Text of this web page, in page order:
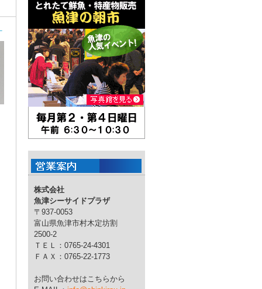
株式会社
魚津シーサイドプラザ
〒937-0053
富山県魚津市村木定坊割
2500-2
ＴＥＬ：0765-24-4301
ＦＡＸ：0765-22-1773
お問い合わせはこちらから